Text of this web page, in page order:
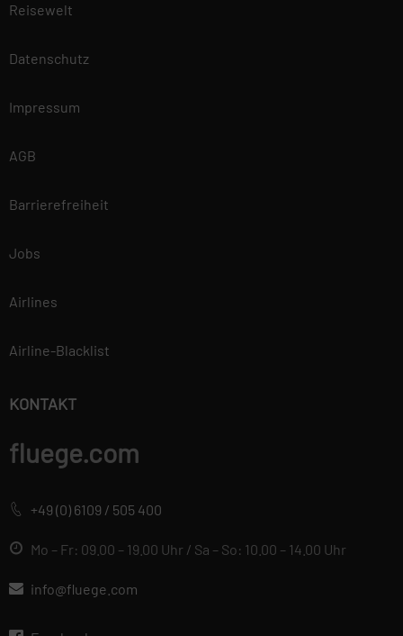
Reisewelt
Datenschutz
Impressum
AGB
Barrierefreiheit
Jobs
Airlines
Airline-Blacklist
KONTAKT
fluege.com
+49 (0) 6109 / 505 400
Mo – Fr: 09.00 – 19.00 Uhr / Sa – So: 10.00 – 14.00 Uhr
info@fluege.com